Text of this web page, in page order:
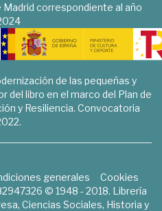
Madrid correspondiente al año
de las pequeñas y
del libro en el marco del Plan de
y Resiliencia. Convocatoria
generales
Cookies
© 1948 - 2018. Librería
Ciencias Sociales, Historia y